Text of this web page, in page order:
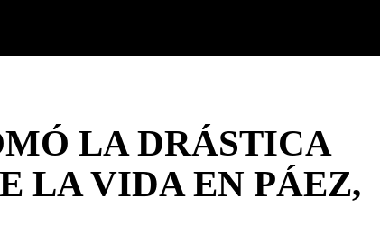
LA DRÁSTICA
LA VIDA EN PÁEZ,